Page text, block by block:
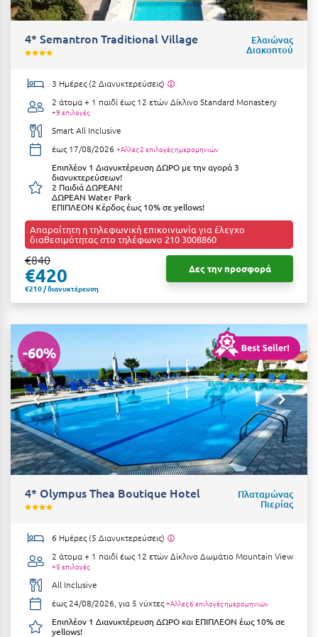
Βόλος
Βραχάτι Κορινθίας
Γαλαξiδι
Γλυφάδα
Γρεβενά
Δελφοί
Διακοπτό
Ε
Ελάτη Αρκαδίας
Ελληνικό Αρκαδίας
Ελούντα Κρήτης
Ερέτρια
Ερμιόνη
Εύβοια
Ζαγοροχώρια
Ζάκυνθος
Δες όλα τα πακέτα διακοπών
4* Semantron Traditional Village Ελαιώνας
Διακοπτού
3 Ημέρες (2 Διανυκτερεύσεις)
2 άτομα + 1 παιδί έως 12 ετώνΔίκλινο Standard Monastery
+9 επιλογές
Smart All Inclusive
έως 17/08/2026 +Άλλες 2 επιλογές ημερομηνιών
Επιπλέον 1 Διανυκτέρευση ΔΩΡΟ με την αγορά 3
διανυκτερεύσεων!
2 Παιδιά ΔΩΡΕΑΝ!
ΔΩΡΕΑΝ Water Park
ΕΠΙΠΛΕΟΝ Κέρδος έως 10% σε yellows!
Απαραίτητη η τηλεφωνική επικοινωνία για έλεγχο
διαθεσιμότητας στο τηλέφωνο 210 3008860
€840
€420
€210 / διανυκτέρευση
Δες την προσφορά
-60%
4* Olympus Thea Boutique Hotel Πλαταμώνας
Πιερίας
6 Ημέρες (5 Διανυκτερεύσεις)
2 άτομα + 1 παιδί έως 12 ετώνΔίκλινο Δωμάτιο Mountain View
+5 επιλογές
All Inclusive
έως 24/08/2026, για 5 νύχτες +Άλλες 6 επιλογές ημερομηνιών
Επιπλέον 1 Διανυκτέρευση ΔΩΡΟ και ΕΠΙΠΛΕΟΝ έως 10% σε
yellows!